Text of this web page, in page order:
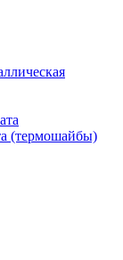
(термошайбы)